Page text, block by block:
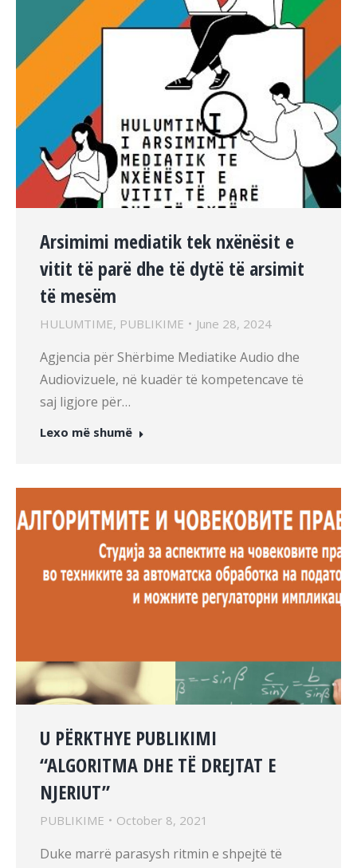
Arsimimi mediatik tek nxënësit e
vitit të parë dhe të dytë të arsimit
të mesëm
HULUMTIME, PUBLIKIME June 28, 2024
Agjencia për Shërbime Mediatike Audio dhe
Audiovizuele, në kuadër të kompetencave të
saj ligjore për…
Lexo më shumë
U PËRKTHYE PUBLIKIMI
“ALGORITMA DHE TË DREJTAT E
NJERIUT”
PUBLIKIME October 8, 2021
Duke marrë parasysh ritmin e shpejtë të